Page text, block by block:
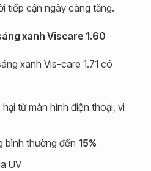
tiếp cận ngày càng tăng.
xanh Viscare 1.60
xanh Vis-care 1.71 có
từ màn hình điện thoại, vi
bình thường đến 15%
UV